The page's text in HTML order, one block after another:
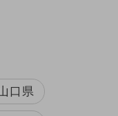
口県